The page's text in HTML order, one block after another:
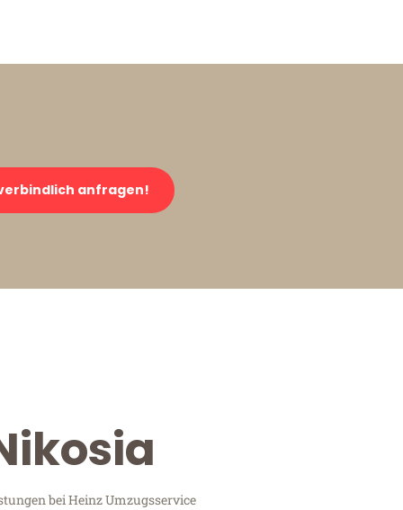
anfragen!
bei Heinz Umzugsservice